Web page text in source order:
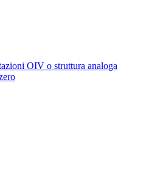
OIV o struttura analoga